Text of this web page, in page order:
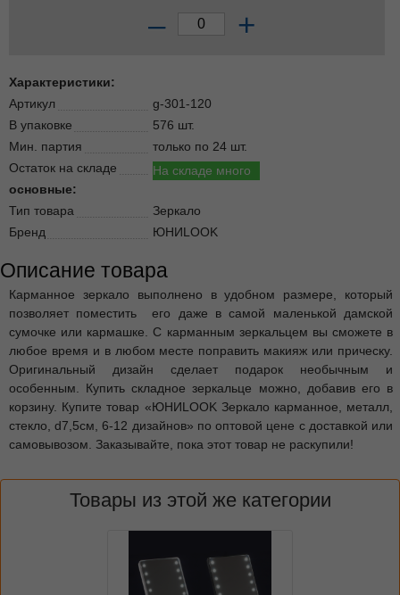
– +
Характеристики:
Артикул
g-301-120
В упаковке
576 шт.
Мин. партия
только по 24 шт.
Остаток на складе
На складе много
основные:
Тип товара
Зеркало
Бренд
ЮНИLOOK
Описание товара
Карманное зеркало выполнено в удобном размере, который
позволяет поместить его даже в самой маленькой дамской
сумочке или кармашке. С карманным зеркальцем вы сможете в
любое время и в любом месте поправить макияж или прическу.
Оригинальный дизайн сделает подарок необычным и
особенным. Купить складное зеркальце можно, добавив его в
корзину. Купите товар «ЮНИLOOK Зеркало карманное, металл,
стекло, d7,5см, 6-12 дизайнов» по оптовой цене с доставкой или
самовывозом. Заказывайте, пока этот товар не раскупили!
Товары из этой же категории